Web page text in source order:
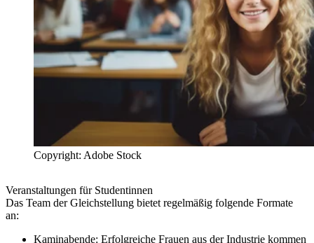
Copyright: Adobe Stock
Veranstaltungen für Studentinnen
Das Team der Gleichstellung bietet regelmäßig folgende Formate
an:
Kaminabende: Erfolgreiche Frauen aus der Industrie kommen